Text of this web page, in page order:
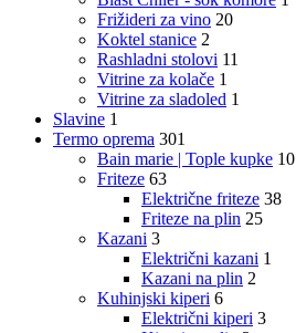
Frižideri za vino 20
Koktel stanice 2
Rashladni stolovi 11
Vitrine za kolače 1
Vitrine za sladoled 1
Slavine 1
Termo oprema 301
Bain marie | Tople kupke 10
Friteze 63
Električne friteze 38
Friteze na plin 25
Kazani 3
Električni kazani 1
Kazani na plin 2
Kuhinjski kiperi 6
Električni kiperi 3